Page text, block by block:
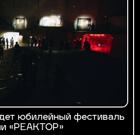
юбилейный фестиваль
«РЕАКТОР»